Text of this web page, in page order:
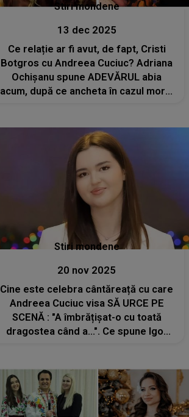
Stiri mondene
13 dec 2025
Ce relație ar fi avut, de fapt, Cristi
Botgros cu Andreea Cuciuc? Adriana
Ochișanu spune ADEVĂRUL abia
acum, după ce ancheta în cazul morții
scandal va fi implicat fiul meu”
Stiri mondene
20 nov 2025
Cine este celebra cântăreață cu care
Andreea Cuciuc visa SĂ URCE PE
SCENĂ : "A îmbrățișat-o cu toată
dragostea când a...". Ce spune Igor
și te face să simți DUREREA din
suflet